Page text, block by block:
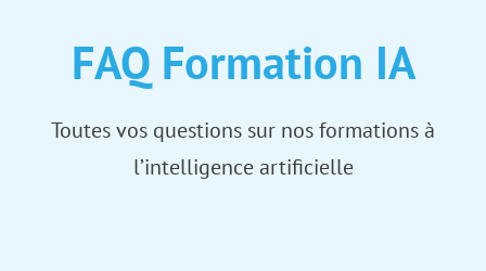
FAQ Formation IA
Toutes vos questions sur nos formations à
l’intelligence artificielle